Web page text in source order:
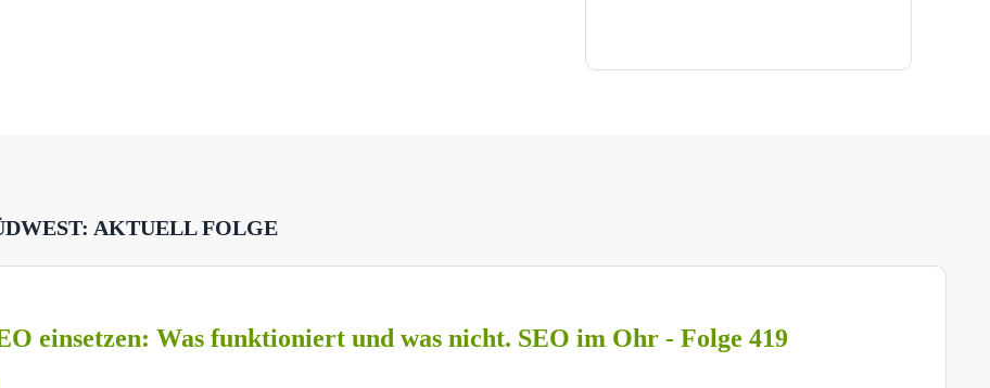
AKTUELL FOLGE
einsetzen: Was funktioniert und was nicht. SEO im Ohr - Folge 419